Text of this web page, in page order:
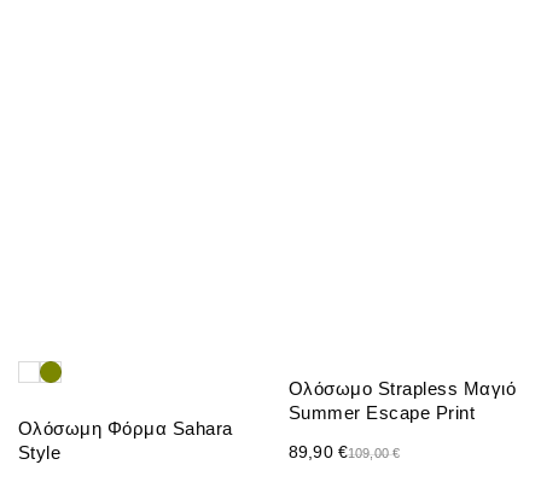
Ολόσωμη Φόρμα Sahara
Style
Ολόσωμο Strapless Μαγιό
Summer Escape Print
109,00€
89,90 €